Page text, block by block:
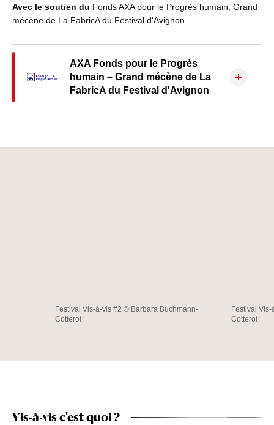
Avec le soutien du Fonds AXA pour le Progrès humain, Grand
mécène de La FabricA du Festival d'Avignon
AXA Fonds pour le Progrès
humain – Grand mécène de La
FabricA du Festival d'Avignon
Festival Vis-à-vis #2 © Barbara Buchmann-
Cotterot
Festival
Cotterot
Vis-à-vis c'est quoi ?